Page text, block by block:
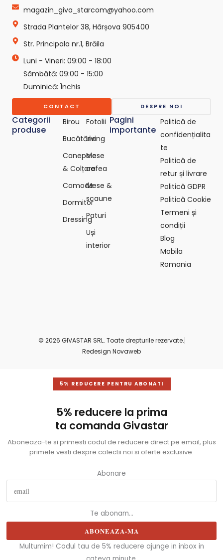
o r
m
-
v
r
e
p
o
-
c
o
m
Categorii
produse
Birou
Bucătărie
Canepele
& Colțare
Comode
Dormitor
Dressing
Fotolii
Living
Mese
cafea
Mese &
scaune
Paturi
Uși
interior
Pagini
importante
Politică de
confidențialita
te
Politică de
retur și livrare
Politică GDPR
Politică Cookie
Termeni și
condiții
Blog
Mobila
Romania
magazin_giva_starcom@yahoo.com
Strada Plantelor 38, Hârșova 905400
Str. Principala nr.1, Brăila
Luni - Vineri: 09:00 - 18:00
Sâmbătă: 09:00 - 15:00
Duminică: Închis
CONTACT DESPRE NOI
© 2026 GIVASTAR SRL. Toate drepturile rezervate.
Redesign Novaweb
5% REDUCERE PENTRU ABONATI
5% reducere la prima
ta comanda Givastar
Aboneaza-te si primesti codul de reducere direct pe email, plus
primele vesti despre colectii noi si oferte exclusive.
Abonare
Te abonam...
ABONEAZA-MA
Multumim! Codul tau de 5% reducere ajunge in inbox in